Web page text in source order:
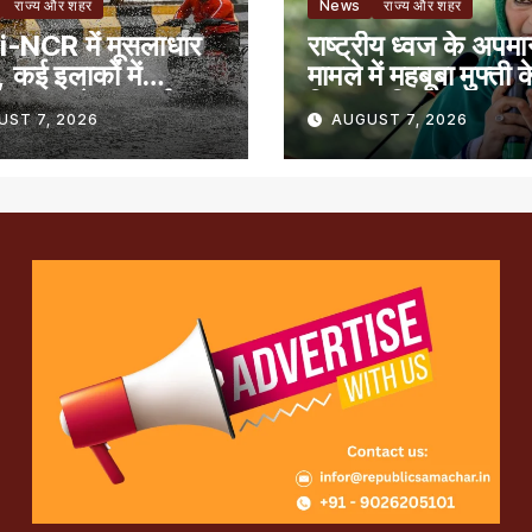
राज्य और शहर
NCR में मूसलाधार
कई इलाकों में
जाम, रेड अलर्ट
7, 2026
News राज्य और शहर
राष्ट्रीय ध्वज के
मामले में महबूबा मुफ्ती
खिलाफ शिकायत
AUGUST 7, 2026